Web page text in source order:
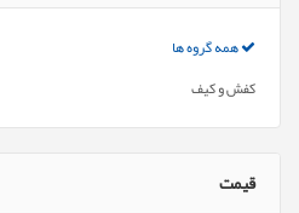
همه گروه ها
کفش و کیف
قیمت